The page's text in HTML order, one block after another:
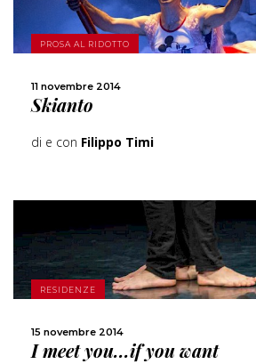
PROSA AL RIDOTTO
11 novembre 2014
Skianto
di e con Filippo Timi
SCOPRI DI PIÙ
RESIDENZE
15 novembre 2014
I meet you...if you want